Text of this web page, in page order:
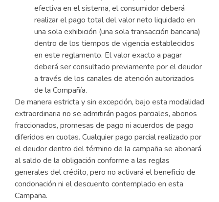
efectiva en el sistema, el consumidor deberá
realizar el pago total del valor neto liquidado en
una sola exhibición (una sola transacción bancaria)
dentro de los tiempos de vigencia establecidos
en este reglamento. El valor exacto a pagar
deberá ser consultado previamente por el deudor
a través de los canales de atención autorizados
de la Compañía.
De manera estricta y sin excepción, bajo esta modalidad
extraordinaria no se admitirán pagos parciales, abonos
fraccionados, promesas de pago ni acuerdos de pago
diferidos en cuotas. Cualquier pago parcial realizado por
el deudor dentro del término de la campaña se abonará
al saldo de la obligación conforme a las reglas
generales del crédito, pero no activará el beneficio de
condonación ni el descuento contemplado en esta
Campaña.